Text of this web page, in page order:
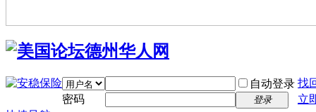
自动登录 找
密码
登录
立